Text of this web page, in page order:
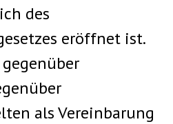
des
eröffnet ist.
als Vereinbarung